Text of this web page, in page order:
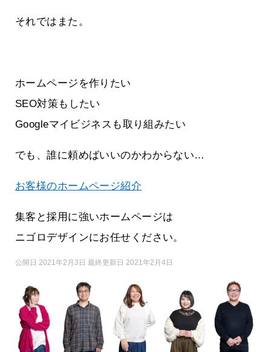
それではまた。
ホームページを作りたい
SEO対策もしたい
Googleマイビジネスも取り組みたい
でも、誰に頼めばいいのかわからない…
お客様のホームページ紹介
集客と採用に強いホームページは
ニゴロデザインにお任せください。
公開日 2021年2月3日 最終更新日 2021年2月4日